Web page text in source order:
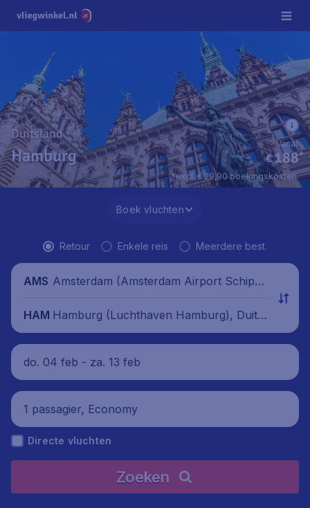
Duitsland
Hamburg €188*
Vanaf
*excl. € 29,90 boekingskosten.
Boek vluchten
Retour Enkele reis Meerdere best.
AMS Amsterdam (Amsterdam Airport Schipho
HAM Hamburg (Luchthaven Hamburg), Duitsl
and
do. 04 feb - za. 13 feb
1 passagier, Economy
Directe vluchten
Zoeken